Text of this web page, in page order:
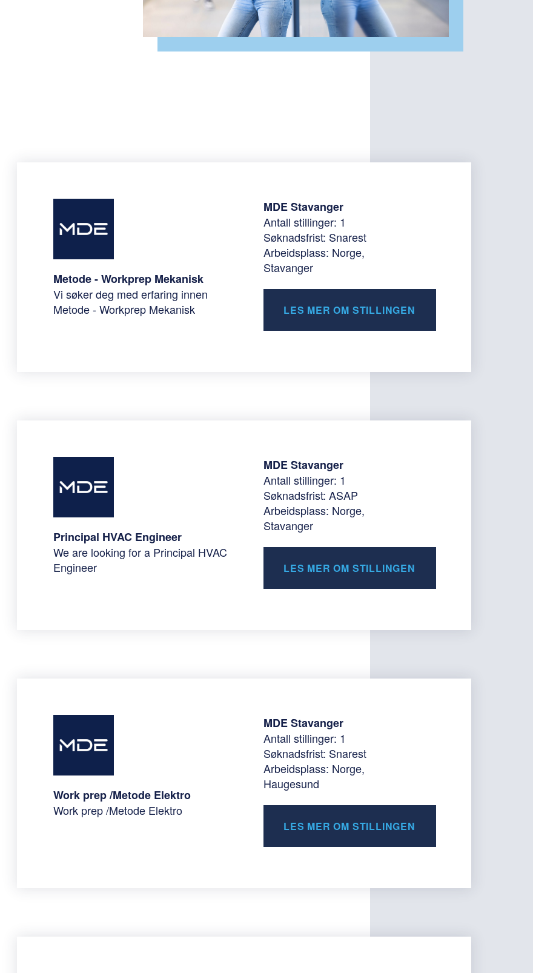
Metode - Workprep Mekanisk
Vi søker deg med erfaring innen
Metode - Workprep Mekanisk
MDE Stavanger
Antall stillinger: 1
Søknadsfrist: Snarest
Arbeidsplass: Norge,
Stavanger
LES MER OM STILLINGEN
Principal HVAC Engineer
We are looking for a Principal HVAC
Engineer
MDE Stavanger
Antall stillinger: 1
Søknadsfrist: ASAP
Arbeidsplass: Norge,
Stavanger
LES MER OM STILLINGEN
Work prep /Metode Elektro
Work prep /Metode Elektro
MDE Stavanger
Antall stillinger: 1
Søknadsfrist: Snarest
Arbeidsplass: Norge,
Haugesund
LES MER OM STILLINGEN